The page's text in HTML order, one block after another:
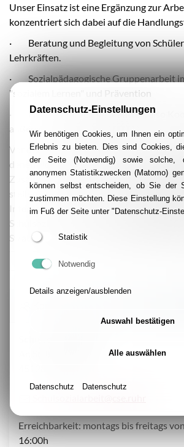
Unser Einsatz ist eine Ergänzung zur
konzentriert sich dabei auf die
· Beratung und Begleitung von
Lehrkräften.
· Sozialpädagogische Gruppenarbeit
"sozialem Lernen" und Prävention
· Netzwerkarbeit im Stadtteil, also
außerschulischen Partnern
Vor dem Hintergrund der aktuellen
denen viele Schulen stehen, müssen die
Zusammenhang mit der Integration von
stellen, als Querschnittsaufgabe begriffen
Integration von Kindern und
Strategiekonzept für Flüchtlinge der
Erreichbarkeit: montags bis freitags
16:00h
Datenschutz-Einstellungen
Wir benötigen Cookies, um Ihnen ein
Erlebnis zu bieten. Dies sind Cookies,
der Seite (Notwendig) sowie solche,
anonymen Statistikzwecken (Matomo)
können selbst entscheiden, ob Sie der
zustimmen möchten. Diese Einstellung
im Fuß der Seite unter "Datenschutz-
Statistik
Notwendig
Details anzeigen/ausblenden
Auswahl bestätigen
Alle auswählen
Datenschutz Datenschutz